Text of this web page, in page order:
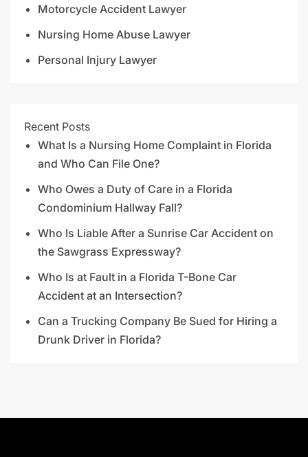
Motorcycle Accident Lawyer
Nursing Home Abuse Lawyer
Personal Injury Lawyer
Recent Posts
What Is a Nursing Home Complaint in Florida
and Who Can File One?
Who Owes a Duty of Care in a Florida
Condominium Hallway Fall?
Who Is Liable After a Sunrise Car Accident on
the Sawgrass Expressway?
Who Is at Fault in a Florida T-Bone Car
Accident at an Intersection?
Can a Trucking Company Be Sued for Hiring a
Drunk Driver in Florida?